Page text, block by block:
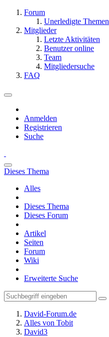
Forum
Unerledigte Themen
Mitglieder
Letzte Aktivitäten
Benutzer online
Team
Mitgliedersuche
FAQ
Anmelden
Registrieren
Suche
Dieses Thema
Alles
Dieses Thema
Dieses Forum
Artikel
Seiten
Forum
Wiki
Erweiterte Suche
David-Forum.de
Alles von Tobit
David3